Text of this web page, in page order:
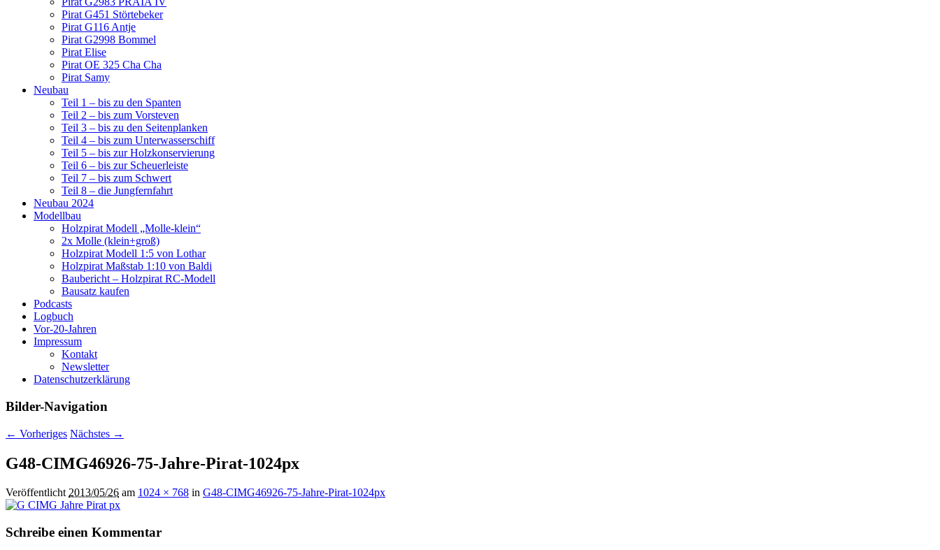
Pirat G451 Störtebeker
Pirat G116 Antje
Pirat G2998 Bommel
Pirat Elise
Pirat OE 325 Cha Cha
Pirat Samy
Neubau
Teil 1 – bis zu den Spanten
Teil 2 – bis zum Vorsteven
Teil 3 – bis zu den Seitenplanken
Teil 4 – bis zum Unterwasserschiff
Teil 5 – bis zur Holzkonservierung
Teil 6 – bis zur Scheuerleiste
Teil 7 – bis zum Schwert
Teil 8 – die Jungfernfahrt
Neubau 2024
Modellbau
Holzpirat Modell „Molle-klein“
2x Molle (klein+groß)
Holzpirat Modell 1:5 von Lothar
Holzpirat Maßstab 1:10 von Baldi
Baubericht – Holzpirat RC-Modell
Bausatz kaufen
Podcasts
Logbuch
Vor-20-Jahren
Impressum
Kontakt
Newsletter
Datenschutzerklärung
Bilder-Navigation
← Vorheriges Nächstes →
G48-CIMG46926-75-Jahre-Pirat-1024px
Veröffentlicht2013/05/26 am 1024 × 768 in G48-CIMG46926-75-Jahre-Pirat-1024px
Schreibe einen Kommentar